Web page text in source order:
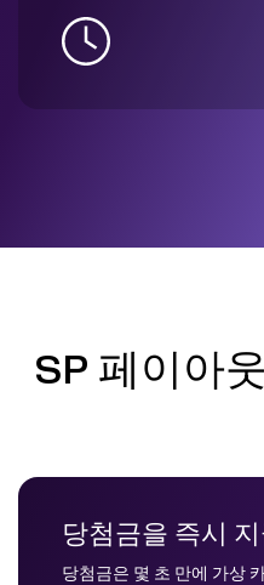
SP 페이아
당첨금을 즉시
당첨금은 몇 초 만에 가상